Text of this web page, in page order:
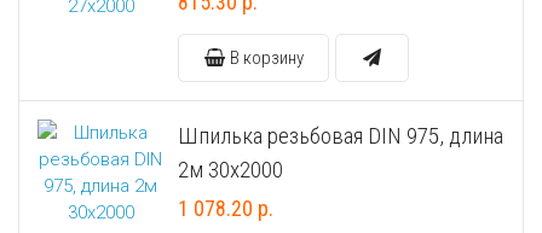
Универсальный дюбель потай и с бортом
Универсальный распорный дюбель с петельным крюком RUO
Универсальный распорный дюбель с потолочным крюком RUС
Универсальный распорный дюбель с простым крюком RUL
Шпатель фасадный нержавеющий, зубчатый 8х8мм
В корзину
Шпилька резьбовая DIN 975, длина
2м 30х2000
1 078.20 р.